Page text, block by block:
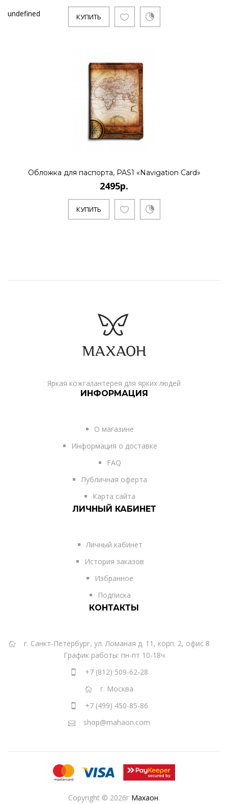
КУПИТЬ
undefined
Обложка для паспорта, PAS1 «Navigation Card»
2495р.
КУПИТЬ
Яркая кожгалантерея для ярких людей
ИНФОРМАЦИЯ
О магазине
Информация о доставке
FAQ
Публичная оферта
Карта сайта
ЛИЧНЫЙ КАБИНЕТ
Личный кабинет
История заказов
Избранное
Подписка
КОНТАКТЫ
г. Санкт-Петербург, ул. Ломаная д. 11, корп. 2, офис 8
График работы: пн-пт 10-18ч
+7 (812) 509-62-28
г. Москва
+7 (499) 450-85-86
shop@mahaon.com
Copyright © 2026г Махаон.